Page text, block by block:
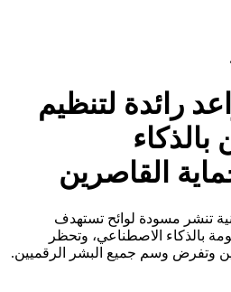
رائدة لتنظيم
بالذكاء
القاصرين
تنشر مسودة لوائح تستهدف
بالذكاء الاصطناعي، وتحظر
وتفرض وسم جميع البشر الرقميين.